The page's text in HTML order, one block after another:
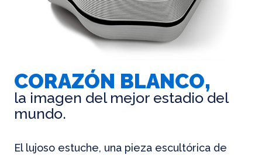
CORAZÓN BLANCO,
la imagen del mejor estadio del
mundo.
El lujoso estuche, una pieza escultórica de